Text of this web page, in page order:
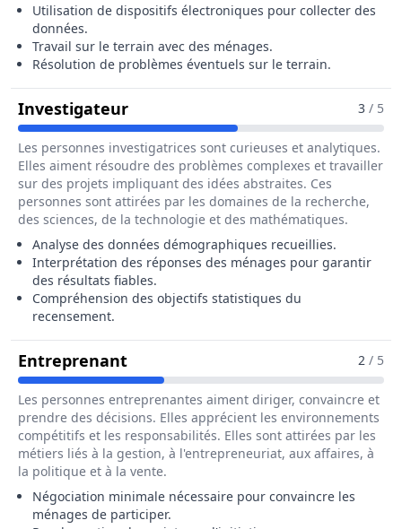
Utilisation de dispositifs électroniques pour collecter des
données.
Travail sur le terrain avec des ménages.
Résolution de problèmes éventuels sur le terrain.
InvestigateurPour Le Métier De Agent 3 / 5
Les personnes investigatrices sont curieuses et analytiques.
Elles aiment résoudre des problèmes complexes et travailler
sur des projets impliquant des idées abstraites. Ces
personnes sont attirées par les domaines de la recherche,
des sciences, de la technologie et des mathématiques.
Analyse des données démographiques recueillies.
Interprétation des réponses des ménages pour garantir
des résultats fiables.
Compréhension des objectifs statistiques du
recensement.
EntreprenantPour Le Métier De Agent 2 / 5
Les personnes entreprenantes aiment diriger, convaincre et
prendre des décisions. Elles apprécient les environnements
compétitifs et les responsabilités. Elles sont attirées par les
métiers liés à la gestion, à l'entrepreneuriat, aux affaires, à
la politique et à la vente.
Négociation minimale nécessaire pour convaincre les
ménages de participer.